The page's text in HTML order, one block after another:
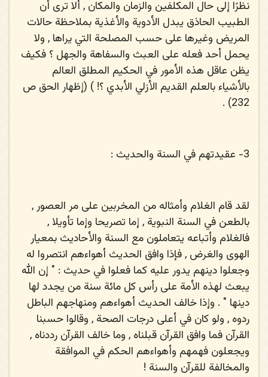
نظرًا إلى حال المكلفين والزمان والمكان , ألا ترى أن
الطبيب الحاذق يبدل الأدوية والأغذية بملاحظة حالات
المريض وغيرها على حسب المصلحة التي يراها , ولا
يحمل أحد فعله على العبث والسفاهة والجهل ؟ فكيف
يظن عاقل هذه الأمور في الحكيم المطلق العالم
بالأشياء بالعلم القديم الأزلي الأبدي ؟! ) (إظهار الحق ص
232) .
3- عقيدتهم في السنة والحديث :
لقد قام الغلام وأمثاله من المخربين على مر العصور ,
بالطعن في السنة النبوية , إما تصريحا وإما تأويلا ,
فالغلام وأتباعه يتعاملون مع السنة والأحاديث بمعيار
الهوى والغرض , فإذا وافق الحديث أهواءهم انتصروا له
وجعلوا دينهم يدور عليه كما فعلوا في حديث : " إن الله
يبعث لهذه الأمة على رأس كل مائة سنة من يجدد لها
دينها " . وإذا خالف الحديث أهواءهم ومنهاجهم الباطل
ردوه , ولو كان في أعلى درجات الصحة , وقالوا حسبنا
القرآن فما وافق القرآن قبلناه , وما خالف القرآن رددناه ,
ويجعلون فهمهم وأهواءهم الحكم في الموافقة
والمخالفة للقرآن والسنة !